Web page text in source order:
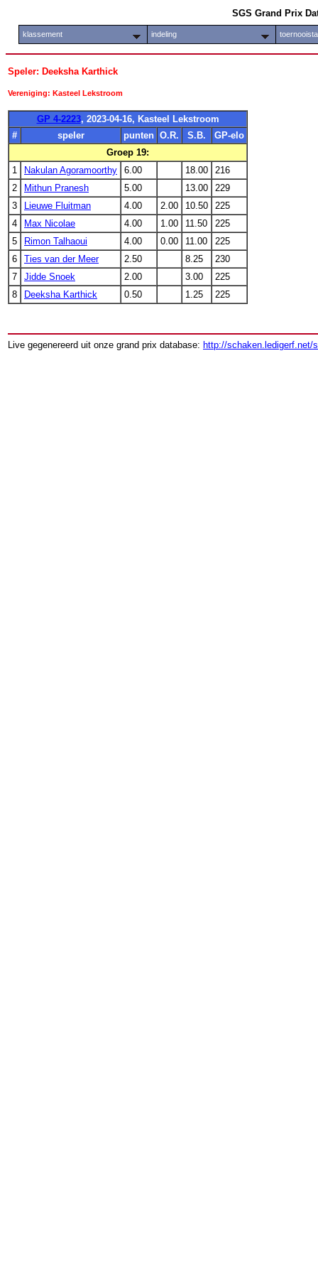
SGS Grand Prix
klassement indeling
Speler: Deeksha Karthick
Vereniging: Kasteel Lekstroom
GP 4-2223, 2023-04-16, Kasteel Lekstroom
#
speler punten O.R. S.B.
GP-elo
Groep 19:
1
Nakulan Agoramoorthy 6.00 18.00
216
2
Mithun Pranesh 5.00 13.00
229
3
Lieuwe Fluitman 4.00 2.00 10.50
225
4
Max Nicolae 4.00 1.00 11.50
225
5
Rimon Talhaoui 4.00 0.00 11.00
225
6
Ties van der Meer 2.50 8.25
230
7
Jidde Snoek 2.00 3.00
225
8
Deeksha Karthick 0.50 1.25 225
Live gegenereerd uit onze grand prix database: http://schaken.ledigerf.net/